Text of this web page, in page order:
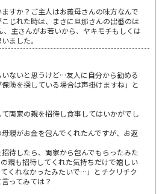
すか？ご主人はお義母さんの味方なんで
じれた時は、まさに旦那さんの出番のは
、主さんがお若いから、ヤキモチもしくは
ました。
ないと思うけど…友人に自分から勧める
険を探している場合は声掛けますね」と
両家の親を招待し食事してはいかがでし
親がお金を包んでくれたんですが、お返
招待したら、両家から包んでもらったみた
親も招待してくれた気持ちだけで嬉しい
くれなかったみたいで…」とチクリチク
ってみては？